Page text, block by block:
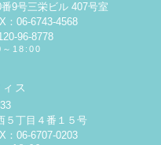
9号三栄ビル 407号室
：06-6743-4568
96-8778
～18:00
ス
５丁目４番１５号
：06-6707-0203